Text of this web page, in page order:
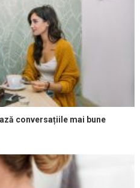
conversațiile mai bune